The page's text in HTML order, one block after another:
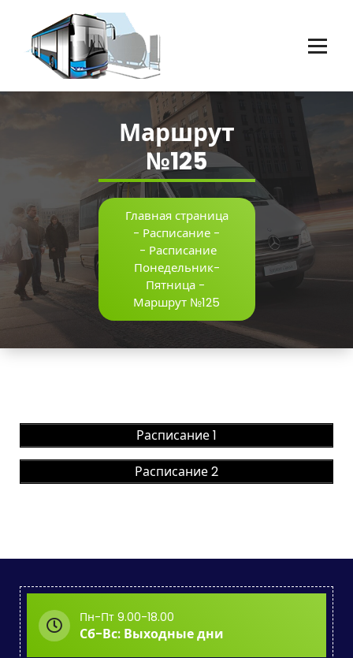
содержимому
Маршрут
№125
Главная страница
- Расписание -
- Расписание
Понедельник-
Пятница-
Маршрут №125
Расписание 1
Расписание 2
Пн-Пт 9.00-18.00
Сб-Вс: Выходные дни